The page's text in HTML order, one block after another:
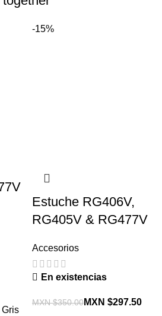
Gris
-15%
Estuche RG406V,
RG405V & RG477V
Accesorios
En existencias
MXN $350.00MXN $297.50